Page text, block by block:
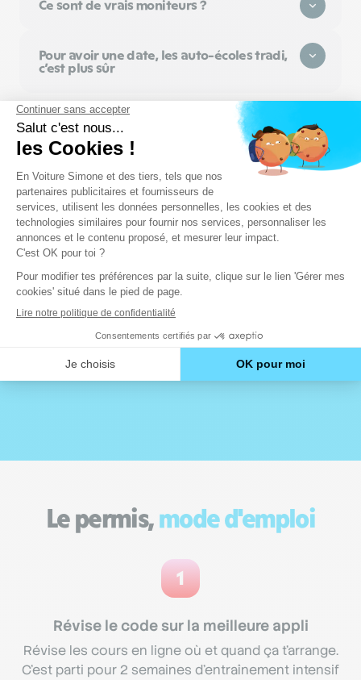
Ce sont de vrais moniteurs ?
Pour avoir une date, les auto-écoles tradi,
c’est plus sûr
Ils parlent deleur permis
Le permis,mode d'emploi
1
Révise le code sur la meilleure appli
Révise les cours en ligne où et quand ça t'arrange.
C'est parti pour 2 semaines d'entraînement intensif